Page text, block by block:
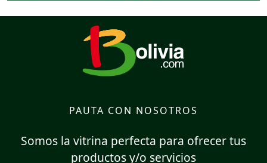
PAUTA CON NOSOTROS
Somos la vitrina perfecta para ofrecer tus
productos y/o servicios